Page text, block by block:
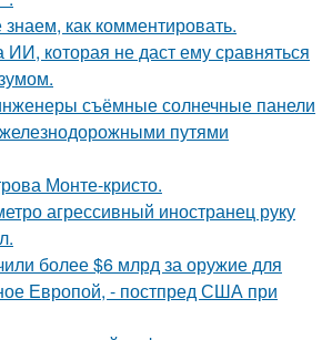
как комментировать.
ИИ, которая не даст ему сравняться
съёмные солнечные панели
путями
Монте-кристо.
агрессивный иностранец руку
более $6 млрд за оружие для
Европой, - постпред США при